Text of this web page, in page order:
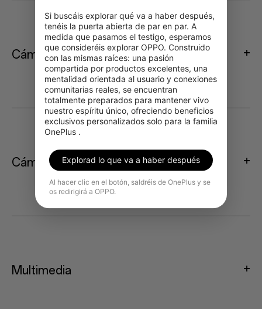
Cámara trasera
Cámara delantera
Multimedia
Si buscáis explorar qué va a haber después,
tenéis la puerta abierta de par en par. A
medida que pasamos el testigo, esperamos
que consideréis explorar OPPO. Construido
con las mismas raíces: una pasión
compartida por productos excelentes, una
mentalidad orientada al usuario y conexiones
comunitarias reales, se encuentran
totalmente preparados para mantener vivo
nuestro espíritu único, ofreciendo beneficios
exclusivos personalizados solo para la familia
OnePlus .
Explorad lo que va a haber después
Al hacer clic en el botón, saldréis de OnePlus y se
os redirigirá a OPPO.